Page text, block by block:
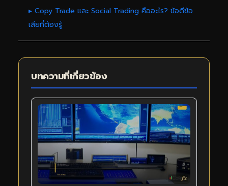
▸ Copy Trade และ Social Trading คืออะไร? ข้อดีข้อ
เสียที่ต้องรู้
บทความที่เกี่ยวข้อง